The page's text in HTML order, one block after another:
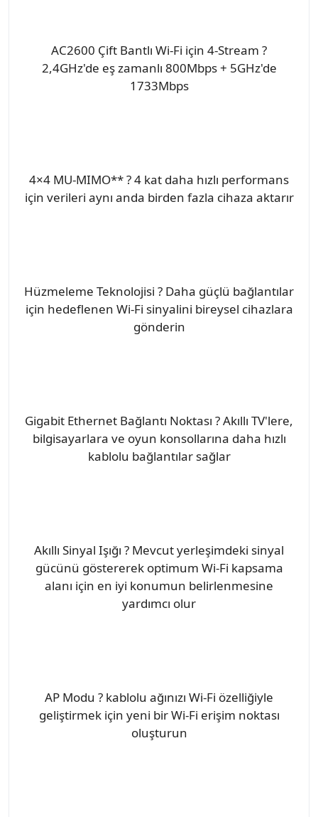
AC2600 Çift Bantlı Wi-Fi için 4-Stream ?
2,4GHz'de eş zamanlı 800Mbps + 5GHz'de
1733Mbps
4×4 MU-MIMO** ? 4 kat daha hızlı performans
için verileri aynı anda birden fazla cihaza aktarır
Hüzmeleme Teknolojisi ? Daha güçlü bağlantılar
için hedeflenen Wi-Fi sinyalini bireysel cihazlara
gönderin
Gigabit Ethernet Bağlantı Noktası ? Akıllı TV'lere,
bilgisayarlara ve oyun konsollarına daha hızlı
kablolu bağlantılar sağlar
Akıllı Sinyal Işığı ? Mevcut yerleşimdeki sinyal
gücünü göstererek optimum Wi-Fi kapsama
alanı için en iyi konumun belirlenmesine
yardımcı olur
AP Modu ? kablolu ağınızı Wi-Fi özelliğiyle
geliştirmek için yeni bir Wi-Fi erişim noktası
oluşturun